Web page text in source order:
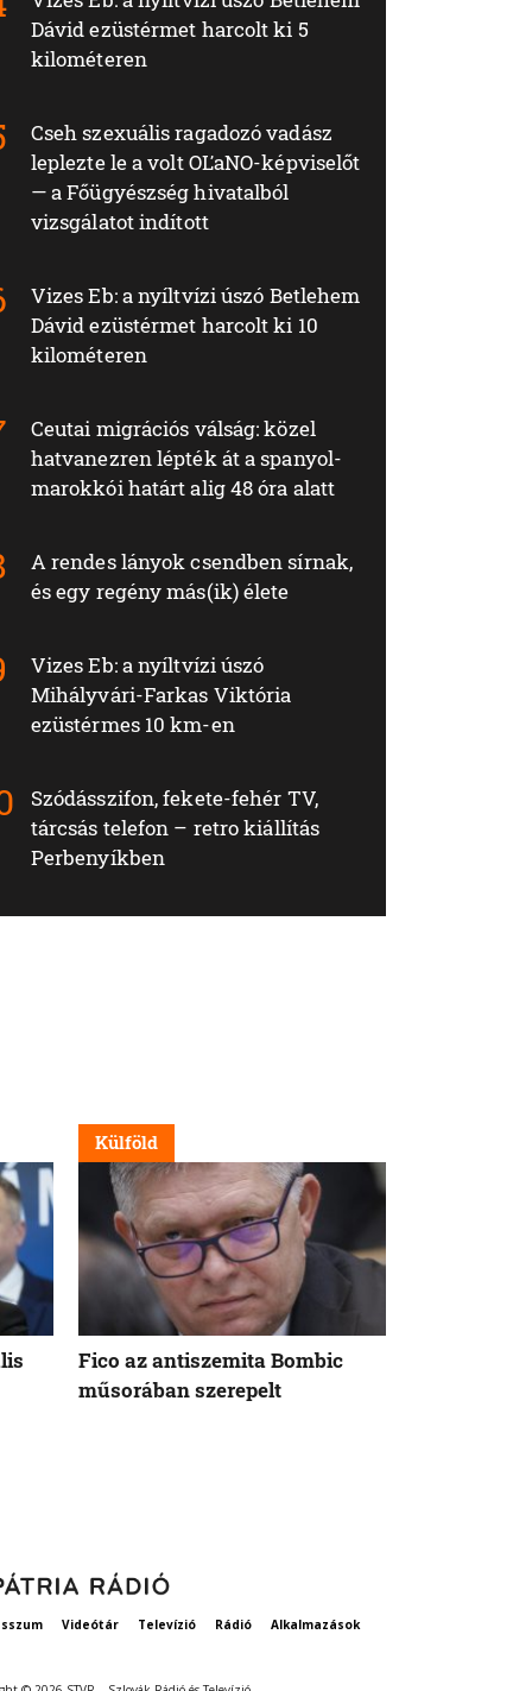
Dávid ezüstérmet harcolt ki 5
kilométeren
Cseh szexuális ragadozó vadász
leplezte le a volt OĽaNO-képviselőt
— a Főügyészség hivatalból
vizsgálatot indított
Vizes Eb: a nyíltvízi úszó Betlehem
Dávid ezüstérmet harcolt ki 10
kilométeren
Ceutai migrációs válság: közel
hatvanezren lépték át a spanyol-
marokkói határt alig 48 óra alatt
A rendes lányok csendben sírnak,
és egy regény más(ik) élete
Vizes Eb: a nyíltvízi úszó
Mihályvári-Farkas Viktória
ezüstérmes 10 km-en
Szódásszifon, fekete-fehér TV,
tárcsás telefon – retro kiállítás
Perbenyíkben
Külföld
Fico az antiszemita Bombic
műsorában szerepelt
Videótár Televízió Rádió Alkalmazások